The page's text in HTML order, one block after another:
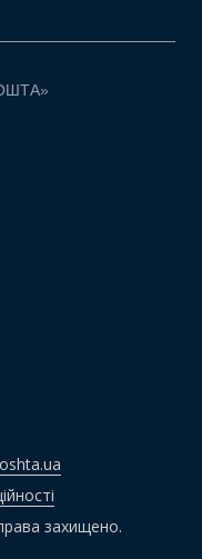
захищено.